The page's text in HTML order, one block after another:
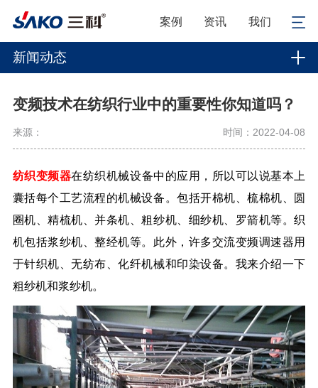
案例 资讯 我们
新闻动态
变频技术在纺织行业中的重要性你知道吗？
来源： 时间：2022-04-08
纺织变频器在纺织机械设备中的应用，所以可以说基本上
囊括每个工艺流程的机械设备。包括开棉机、梳棉机、圆
圈机、精梳机、并条机、粗纱机、细纱机、罗箭机等。织
机包括浆纱机、整经机等。此外，许多交流变频调速器用
于针织机、无纺布、化纤机械和印染设备。我来介绍一下
粗纱机和浆纱机。